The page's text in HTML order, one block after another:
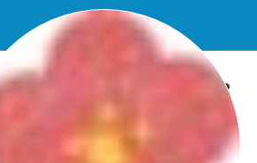
ニックスーパー！PB
」をご紹介♩